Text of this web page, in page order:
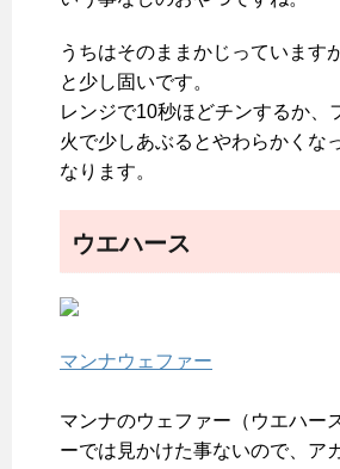
うちはそのままかじっています
と少し固いです。
レンジで10秒ほどチンするか、
火で少しあぶるとやわらかくな
なります。
ウエハース
マンナウェファー
マンナのウェファー（ウエハー
ーでは見かけた事ないので、ア